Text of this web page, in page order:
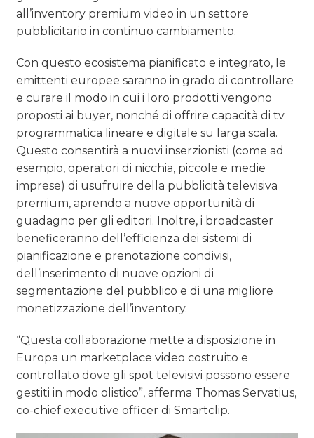
all’inventory premium video in un settore
pubblicitario in continuo cambiamento.
Con questo ecosistema pianificato e integrato, le
emittenti europee saranno in grado di controllare
e curare il modo in cui i loro prodotti vengono
proposti ai buyer, nonché di offrire capacità di tv
programmatica lineare e digitale su larga scala.
Questo consentirà a nuovi inserzionisti (come ad
esempio, operatori di nicchia, piccole e medie
imprese) di usufruire della pubblicità televisiva
premium, aprendo a nuove opportunità di
guadagno per gli editori. Inoltre, i broadcaster
beneficeranno dell’efficienza dei sistemi di
pianificazione e prenotazione condivisi,
dell’inserimento di nuove opzioni di
segmentazione del pubblico e di una migliore
monetizzazione dell’inventory.
“Questa collaborazione mette a disposizione in
Europa un marketplace video costruito e
controllato dove gli spot televisivi possono essere
gestiti in modo olistico”, afferma Thomas Servatius,
co-chief executive officer di Smartclip.